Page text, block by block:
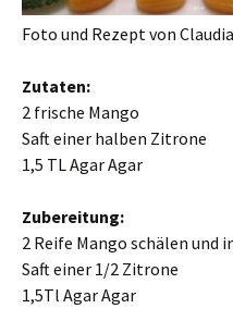
Foto und Rezept von
Zutaten:
2 frische Mango
Saft einer halben Zitrone
1,5 TL Agar Agar
Zubereitung:
2 Reife Mango schälen und
Saft einer 1/2 Zitrone
1,5Tl Agar Agar